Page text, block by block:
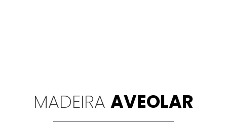
MADEIRA AVEOLAR